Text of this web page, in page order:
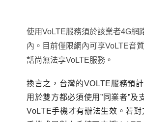
使用VoLTE服務須於該業者4G網
內。目前僅限網內可享VoLTE音
話尚無法享VoLTE服務。
換言之 ， 台灣的VOLTE服務預
用於雙方都必須使用”同業者”及
VoLTE手機才有辦法生效。若對